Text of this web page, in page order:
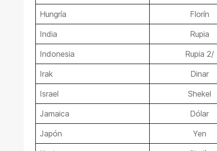
Hungría Florín
India Rupia
Indonesia Rupia 2/
Irak Dinar
Israel Shekel
Jamaica Dólar
Japón Yen